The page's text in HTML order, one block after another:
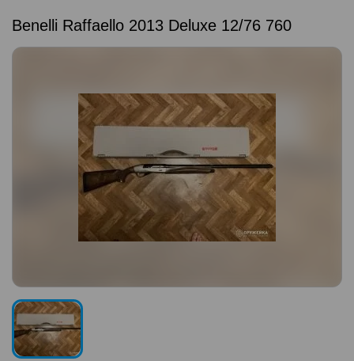
Benelli Raffaello 2013 Deluxe 12/76 760